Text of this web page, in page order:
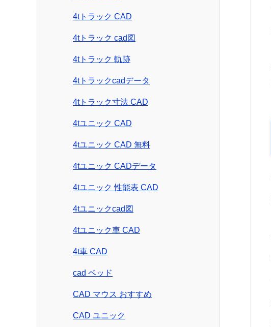
4tトラック CAD
4tトラック cad図
4tトラック 軌跡
4tトラックcadデータ
4tトラック寸法 CAD
4tユニック CAD
4tユニック CAD 無料
4tユニック CADデータ
4tユニック 性能表 CAD
4tユニックcad図
4tユニック車 CAD
4t車 CAD
cad ベッド
CAD マウス おすすめ
CAD ユニック